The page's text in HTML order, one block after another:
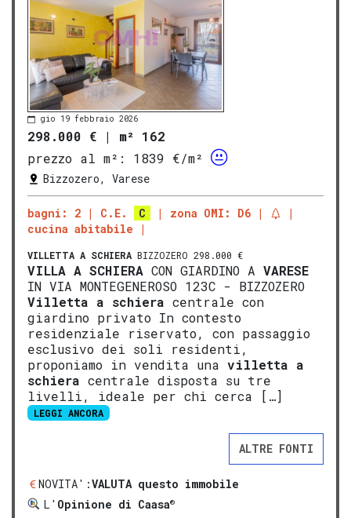
gio 19 febbraio 2026
298.000 € | m² 162
prezzo al m²:
1839 €/m²
Bizzozero, Varese
bagni: 2 C.E. C
zona OMI: D6
cucina abitabile
VILLETTA A SCHIERA BIZZOZERO 298.000 €
VILLA A SCHIERA CON GIARDINO A VARESE
IN VIA MONTEGENEROSO 123C - BIZZOZERO
Villetta a schiera centrale con
giardino privato In contesto
residenziale riservato, con passaggio
esclusivo dei soli residenti,
proponiamo in vendita una villetta a
schiera centrale disposta su tre
livelli, ideale per chi cerca […]
LEGGI ANCORA
ALTRE FONTI
NOVITA':VALUTA questo immobile
L' Opinione di Caasa®